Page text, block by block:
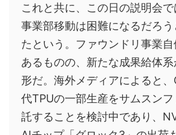
これと共に、この日の説明会
事業部移動は困難になるだろ
たという。ファウンドリ事業
あるものの、新たな成果給体
形だ。海外メディアによると
代TPUの一部生産をサムスン
託することを検討中であり、